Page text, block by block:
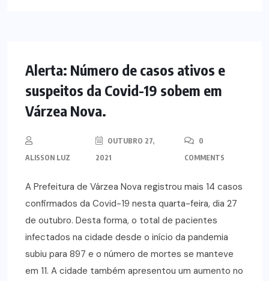
Alerta: Número de casos ativos e
suspeitos da Covid-19 sobem em
Várzea Nova.
ALISSON LUZ
OUTUBRO 27,
2021
0
COMMENTS
A Prefeitura de Várzea Nova registrou mais 14 casos
confirmados da Covid-19 nesta quarta-feira, dia 27
de outubro. Desta forma, o total de pacientes
infectados na cidade desde o início da pandemia
subiu para 897 e o número de mortes se manteve
em 11. A cidade também apresentou um aumento no